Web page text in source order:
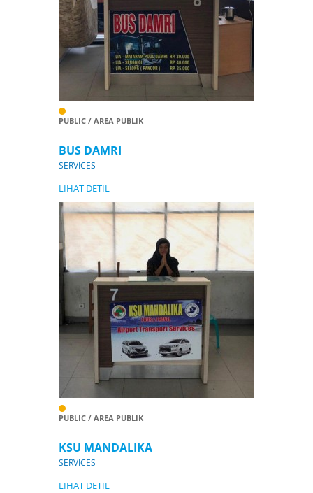
PUBLIC / AREA PUBLIK
BUS DAMRI
SERVICES
LIHAT DETIL
PUBLIC / AREA PUBLIK
KSU MANDALIKA
SERVICES
LIHAT DETIL